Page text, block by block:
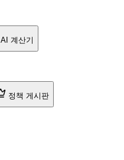
AI 계산기
정책 게시판